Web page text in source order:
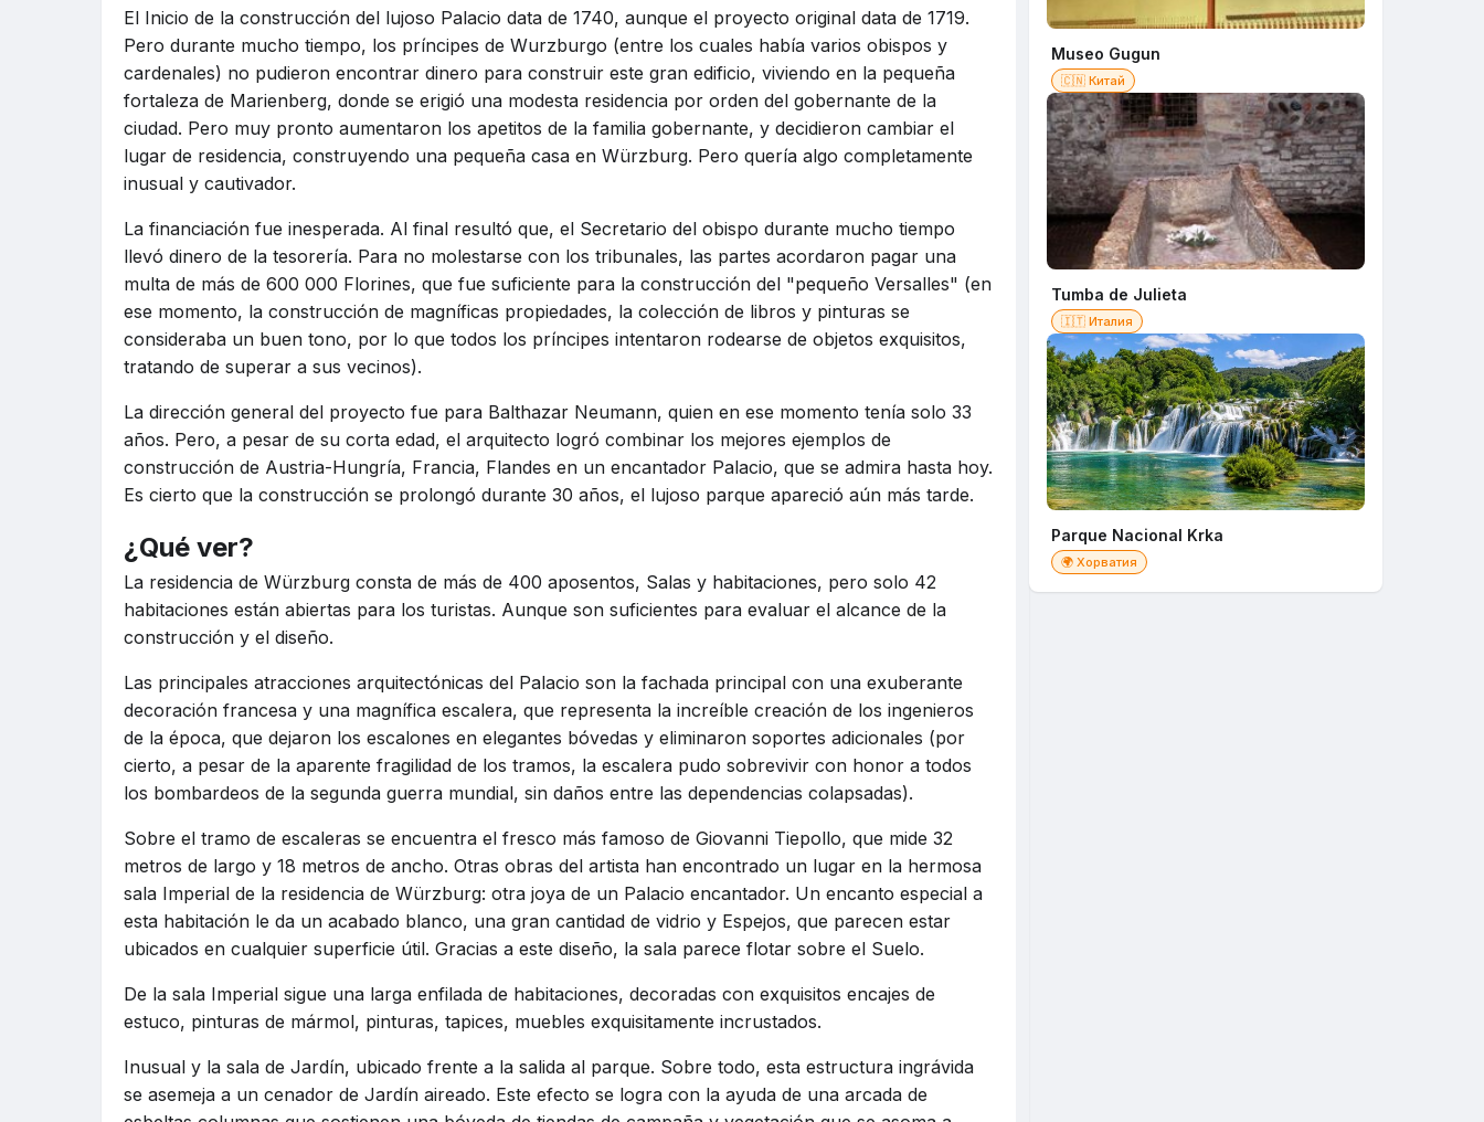
El Inicio de la construcción del lujoso Palacio data de 1740, aunque el proyecto original data de 1719.
Pero durante mucho tiempo, los príncipes de Wurzburgo (entre los cuales había varios obispos y
cardenales) no pudieron encontrar dinero para construir este gran edificio, viviendo en la pequeña
fortaleza de Marienberg, donde se erigió una modesta residencia por orden del gobernante de la
ciudad. Pero muy pronto aumentaron los apetitos de la familia gobernante, y decidieron cambiar el
lugar de residencia, construyendo una pequeña casa en Würzburg. Pero quería algo completamente
inusual y cautivador.
La financiación fue inesperada. Al final resultó que, el Secretario del obispo durante mucho tiempo
llevó dinero de la tesorería. Para no molestarse con los tribunales, las partes acordaron pagar una
multa de más de 600 000 Florines, que fue suficiente para la construcción del "pequeño Versalles" (en
ese momento, la construcción de magníficas propiedades, la colección de libros y pinturas se
consideraba un buen tono, por lo que todos los príncipes intentaron rodearse de objetos exquisitos,
tratando de superar a sus vecinos).
La dirección general del proyecto fue para Balthazar Neumann, quien en ese momento tenía solo 33
años. Pero, a pesar de su corta edad, el arquitecto logró combinar los mejores ejemplos de
construcción de Austria-Hungría, Francia, Flandes en un encantador Palacio, que se admira hasta hoy.
Es cierto que la construcción se prolongó durante 30 años, el lujoso parque apareció aún más tarde.
¿Qué ver?
La residencia de Würzburg consta de más de 400 aposentos, Salas y habitaciones, pero solo 42
habitaciones están abiertas para los turistas. Aunque son suficientes para evaluar el alcance de la
construcción y el diseño.
Las principales atracciones arquitectónicas del Palacio son la fachada principal con una exuberante
decoración francesa y una magnífica escalera, que representa la increíble creación de los ingenieros
de la época, que dejaron los escalones en elegantes bóvedas y eliminaron soportes adicionales (por
cierto, a pesar de la aparente fragilidad de los tramos, la escalera pudo sobrevivir con honor a todos
los bombardeos de la segunda guerra mundial, sin daños entre las dependencias colapsadas).
Sobre el tramo de escaleras se encuentra el fresco más famoso de Giovanni Tiepollo, que mide 32
metros de largo y 18 metros de ancho. Otras obras del artista han encontrado un lugar en la hermosa
sala Imperial de la residencia de Würzburg: otra joya de un Palacio encantador. Un encanto especial a
esta habitación le da un acabado blanco, una gran cantidad de vidrio y Espejos, que parecen estar
ubicados en cualquier superficie útil. Gracias a este diseño, la sala parece flotar sobre el Suelo.
De la sala Imperial sigue una larga enfilada de habitaciones, decoradas con exquisitos encajes de
estuco, pinturas de mármol, pinturas, tapices, muebles exquisitamente incrustados.
Inusual y la sala de Jardín, ubicado frente a la salida al parque. Sobre todo, esta estructura ingrávida
se asemeja a un cenador de Jardín aireado. Este efecto se logra con la ayuda de una arcada de
Museo Gugun
🇨🇳 Китай
Tumba de Julieta
🇮🇹 Италия
Parque Nacional Krka
🌍 Хорватия